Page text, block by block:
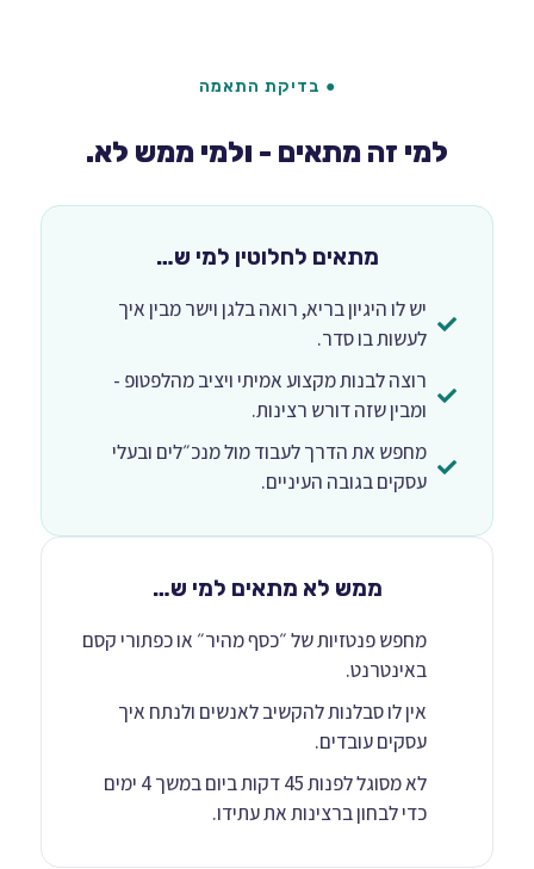
● בדיקת התאמה
למי זה מתאים - ולמי ממש לא.
מתאים לחלוטין למי ש…
יש לו היגיון בריא, רואה בלגן וישר מבין איך
לעשות בו סדר.
רוצה לבנות מקצוע אמיתי ויציב מהלפטופ -
ומבין שזה דורש רצינות.
מחפש את הדרך לעבוד מול מנכ״לים ובעלי
עסקים בגובה העיניים.
ממש לא מתאים למי ש…
מחפש פנטזיות של ״כסף מהיר״ או כפתורי קסם
באינטרנט.
אין לו סבלנות להקשיב לאנשים ולנתח איך
עסקים עובדים.
לא מסוגל לפנות 45 דקות ביום במשך 4 ימים
כדי לבחון ברצינות את עתידו.